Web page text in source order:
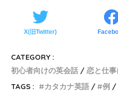
X(旧Twitter)
CATEGORY :
初心者向けの英会話
恋と仕
TAGS :
カタカナ英語 例